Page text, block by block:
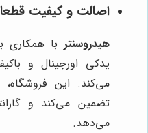
اصالت و کیفیت
هیدروسنتر با همکاری
یدکی اورجینال و
می‌کند. این
تضمین می‌کند و
می‌دهد.